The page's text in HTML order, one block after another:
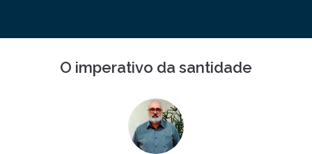
O imperativo da santidade